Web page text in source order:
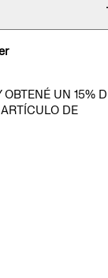
OBTENÉ UN 15%
DE